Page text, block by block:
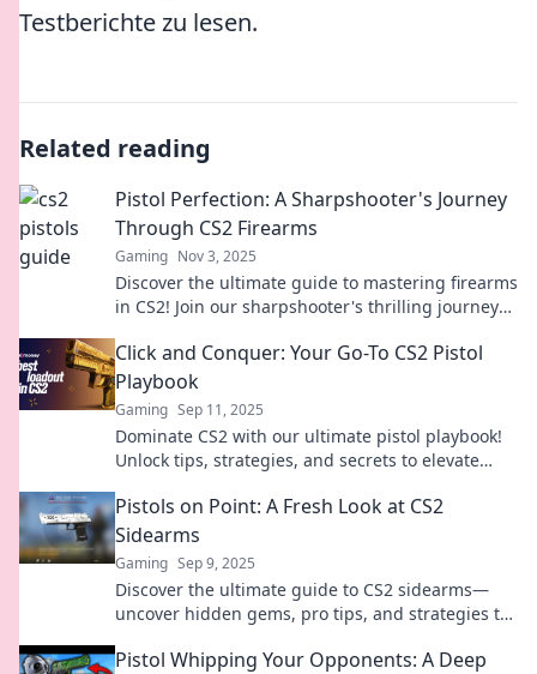
Testberichte zu lesen.
Related reading
Pistol Perfection: A Sharpshooter's Journey
Through CS2 Firearms
Gaming Nov 3, 2025
Discover the ultimate guide to mastering firearms
in CS2! Join our sharpshooter's thrilling journey
Click and Conquer: Your Go-To CS2 Pistol
Playbook
Gaming Sep 11, 2025
Dominate CS2 with our ultimate pistol playbook!
Unlock tips, strategies, and secrets to elevate
Pistols on Point: A Fresh Look at CS2
Sidearms
Gaming Sep 9, 2025
Discover the ultimate guide to CS2 sidearms—
uncover hidden gems, pro tips, and strategies to
Pistol Whipping Your Opponents: A Deep